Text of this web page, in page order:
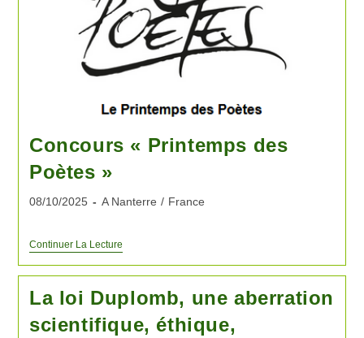
Concours « Printemps des
Poètes »
08/10/2025 A Nanterre / France
Continuer La Lecture
La loi Duplomb, une aberration
scientifique, éthique,